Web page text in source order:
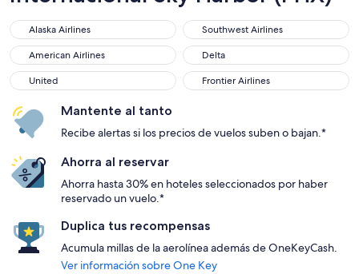
Alaska Airlines
Alaska Airlines Southwest Airlines
Southwest Airlines
American Airlines
American Airlines Delta
Delta
United
United Frontier Airlines
Frontier Airlines
Mantente al tanto
Recibe alertas si los precios de vuelos suben o bajan.*
Ahorra al reservar
Ahorra hasta 30% en hoteles seleccionados por haber
reservado un vuelo.*
Duplica tus recompensas
Acumula millas de la aerolínea además de OneKeyCash.
Ver información sobre One Key